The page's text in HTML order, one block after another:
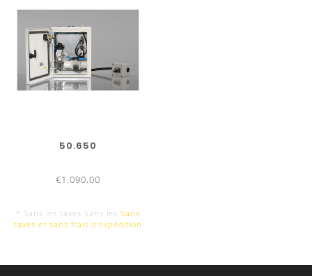
AVANTAGES UKB
Horaires d'ouverture :
50.650
€1.090,00
* Sans les taxes Sans les Sans
taxes et sans frais d‘expédition